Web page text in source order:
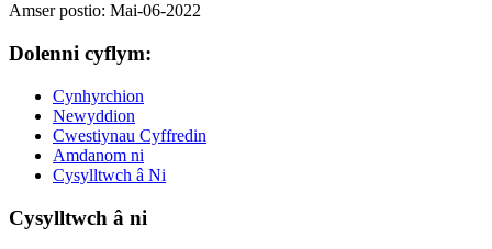
Amser postio: Mai-06-2022
Dolenni cyflym:
Cynhyrchion
Newyddion
Cwestiynau Cyffredin
Amdanom ni
Cysylltwch â Ni
Cysylltwch â ni